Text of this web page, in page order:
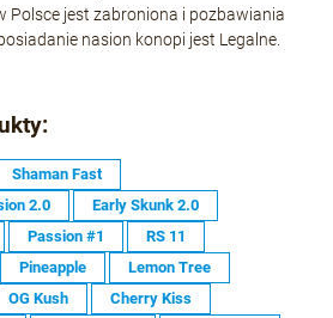
Polsce jest zabroniona i pozbawiania
nasion konopi jest Legalne.
Shaman Fast
2.0
Early Skunk 2.0
Passion #1
RS 11
Pineapple
Lemon Tree
OG Kush
Cherry Kiss